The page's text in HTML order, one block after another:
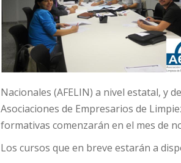
Nacionales (AFELIN) a nivel estatal, y
Asociaciones de Empresarios de
formativas comenzarán en el mes de
Los cursos que en breve estarán a